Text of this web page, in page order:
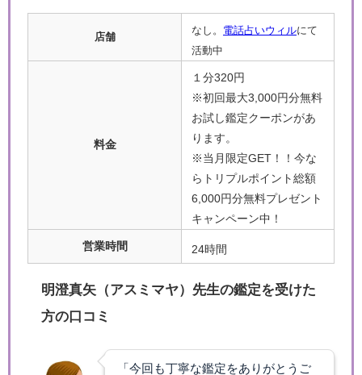
店舗
なし。 電話占いウィルにて
活動中
料金
１分320円
※初回最大3,000円分無料
お試し鑑定クーポンがあ
ります。
※当月限定GET！！今な
らトリプルポイント総額
6,000円分無料プレゼント
キャンペーン中！
営業時間 24時間
明澄真矢（アスミマヤ）先生の鑑定を受けた
方の口コミ
「今回も丁寧な鑑定をありがとうご